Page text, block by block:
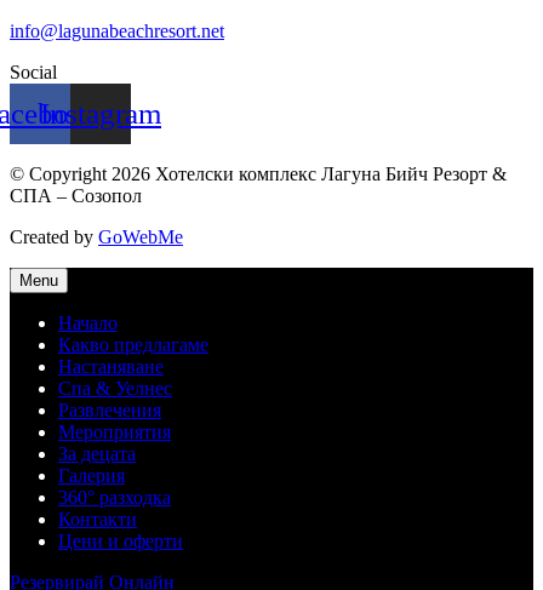
info@lagunabeachresort.net
Social
Instagram
© Copyright 2026 Хотелски комплекс Лагуна Бийч Резорт &
СПА – Созопол
Created by GoWebMe
Menu
Начало
Какво предлагаме
Настаняване
Спа & Уелнес
Развлечения
Мероприятия
За децата
Галерия
360° разходка
Контакти
Цени и оферти
Резервирай Онлайн